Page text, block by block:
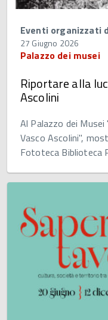
Eventi organizzati
27 Giugno 2026
Palazzo dei musei
Riportare alla
Ascolini
Al Palazzo dei
Vasco Ascolini",
Fototeca Biblioteca